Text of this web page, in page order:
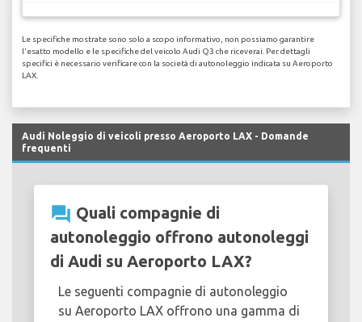
Le specifiche mostrate sono solo a scopo informativo, non possiamo garantire
l'esatto modello e le specifiche del veicolo Audi Q3 che riceverai. Per dettagli
specifici è necessario verificare con la società di autonoleggio indicata su Aeroporto
LAX.
Audi Noleggio di veicoli presso Aeroporto LAX - Domande
frequenti
question_answer Quali compagnie di
autonoleggio offrono autonoleggi
di Audi su Aeroporto LAX?
Le seguenti compagnie di autonoleggio
su Aeroporto LAX offrono una gamma di